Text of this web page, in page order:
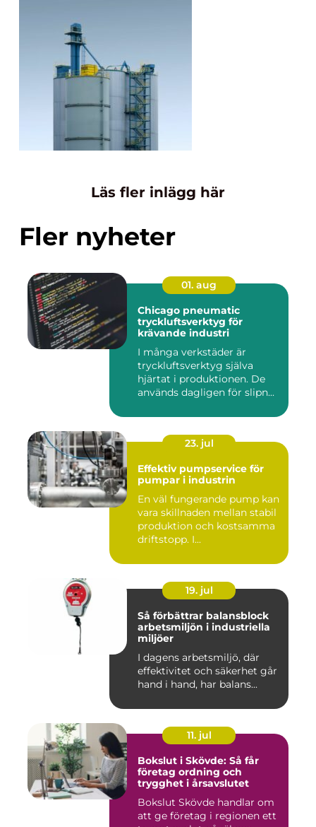
Läs fler inlägg här
Fler nyheter
01. aug
Chicago pneumatic
tryckluftsverktyg för
krävande industri
I många verkstäder är
tryckluftsverktyg själva
hjärtat i produktionen. De
används dagligen för slipn...
23. jul
Effektiv pumpservice för
pumpar i industrin
En väl fungerande pump kan
vara skillnaden mellan stabil
produktion och kostsamma
driftstopp. I...
19. jul
Så förbättrar balansblock
arbetsmiljön i industriella
miljöer
I dagens arbetsmiljö, där
effektivitet och säkerhet går
hand i hand, har balans...
11. jul
Bokslut i Skövde: Så får
företag ordning och
trygghet i årsavslutet
Bokslut Skövde handlar om
att ge företag i regionen ett